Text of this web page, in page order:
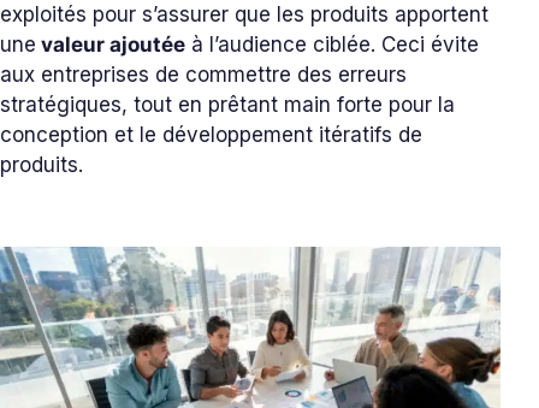
exploités pour s’assurer que les produits apportent
une valeur ajoutée à l’audience ciblée. Ceci évite
aux entreprises de commettre des erreurs
stratégiques, tout en prêtant main forte pour la
conception et le développement itératifs de
produits.